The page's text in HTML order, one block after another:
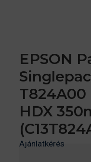
EPSON
HDX
Ajánlatkérés